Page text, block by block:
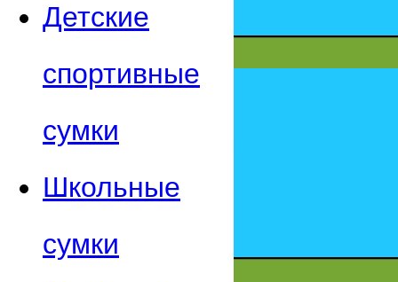
Детские
спортивные
сумки
Школьные
сумки